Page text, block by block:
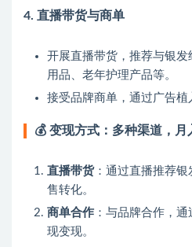
4. 直播带货与商单
开展直播带货，推荐与银
用品、老年护理产品等。
接受品牌商单，通过广告植
💰 变现方式：多种渠道，月
直播带货：通过直播推荐银
售转化。
商单合作 ：与品牌合作，
现变现。